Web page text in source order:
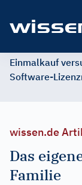
Einmalkauf
Software-
wissen.de
Das
Familie